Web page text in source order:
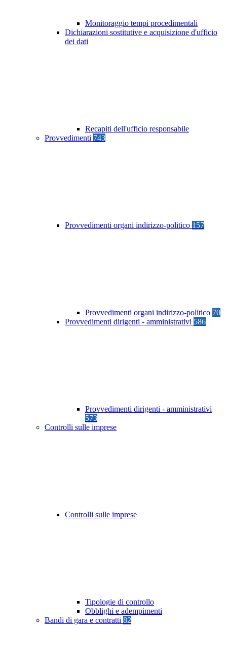
Monitoraggio tempi procedimentali
Dichiarazioni sostitutive e acquisizione d'ufficio
dei dati
Recapiti dell'ufficio responsabile
Provvedimenti 743
Provvedimenti organi indirizzo-politico 157
Provvedimenti organi indirizzo-politico 70
Provvedimenti dirigenti - amministrativi 586
Provvedimenti dirigenti - amministrativi
573
Controlli sulle imprese
Controlli sulle imprese
Tipologie di controllo
Obblighi e adempimenti
Bandi di gara e contratti 82